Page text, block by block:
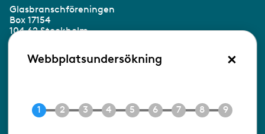
Glasbranschföreningen
Box 17154
104 62 Stockholm
Besöksadress:
Ringvägen 100
E-post info@gbf.se
Webbplatsundersökning ×